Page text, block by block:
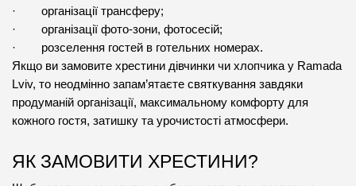
·        організації трансферу;
·        організації фото-зони, фотосесій;
·        розселення гостей в готельних номерах.
Якщо ви замовите хрестини дівчинки чи хлопчика у Ramada
Lviv, то неодмінно запам’ятаєте святкування завдяки
продуманій організації, максимальному комфорту для
кожного гостя, затишку та урочистості атмосфери.
ЯК ЗАМОВИТИ ХРЕСТИНИ?